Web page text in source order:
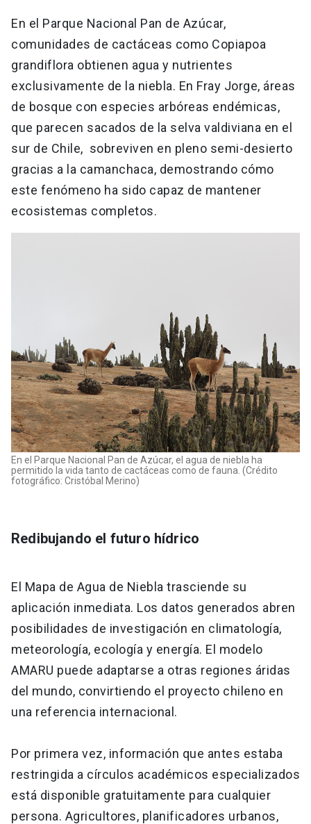
En el Parque Nacional Pan de Azúcar,
comunidades de cactáceas como Copiapoa
grandiflora obtienen agua y nutrientes
exclusivamente de la niebla. En Fray Jorge, áreas
de bosque con especies arbóreas endémicas,
que parecen sacados de la selva valdiviana en el
sur de Chile, sobreviven en pleno semi-desierto
gracias a la camanchaca, demostrando cómo
este fenómeno ha sido capaz de mantener
ecosistemas completos.
En el Parque Nacional Pan de Azúcar, el agua de niebla ha
permitido la vida tanto de cactáceas como de fauna. (Crédito
fotográfico: Cristóbal Merino)
Redibujando el futuro hídrico
El Mapa de Agua de Niebla trasciende su
aplicación inmediata. Los datos generados abren
posibilidades de investigación en climatología,
meteorología, ecología y energía. El modelo
AMARU puede adaptarse a otras regiones áridas
del mundo, convirtiendo el proyecto chileno en
una referencia internacional.
Por primera vez, información que antes estaba
restringida a círculos académicos especializados
está disponible gratuitamente para cualquier
persona. Agricultores, planificadores urbanos,